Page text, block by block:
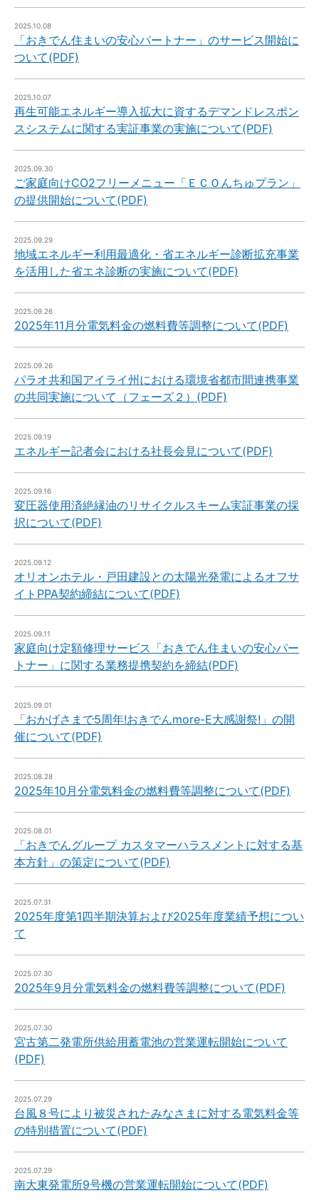
2025.10.08
「おきでん住まいの安心パートナー」のサービス開始に
ついて(PDF)
2025.10.07
再生可能エネルギー導入拡大に資するデマンドレスポン
スシステムに関する実証事業の実施について(PDF)
2025.09.30
ご家庭向けCO2フリーメニュー「ＥＣＯんちゅプラン」
の提供開始について(PDF)
2025.09.29
地域エネルギー利用最適化・省エネルギー診断拡充事業
を活用した省エネ診断の実施について(PDF)
2025.09.26
2025年11月分電気料金の燃料費等調整について(PDF)
2025.09.26
パラオ共和国アイライ州における環境省都市間連携事業
の共同実施について（フェーズ２）(PDF)
2025.09.19
エネルギー記者会における社長会見について(PDF)
2025.09.16
変圧器使用済絶縁油のリサイクルスキーム実証事業の採
択について(PDF)
2025.09.12
オリオンホテル・戸田建設との太陽光発電によるオフサ
イトPPA契約締結について(PDF)
2025.09.11
家庭向け定額修理サービス「おきでん住まいの安心パー
トナー」に関する業務提携契約を締結(PDF)
2025.09.01
「おかげさまで5周年!おきでんmore-E大感謝祭!」の開
催について(PDF)
2025.08.28
2025年10月分電気料金の燃料費等調整について(PDF)
2025.08.01
「おきでんグループ カスタマーハラスメントに対する基
本方針」の策定について(PDF)
2025.07.31
2025年度第1四半期決算および2025年度業績予想につい
て
2025.07.30
2025年9月分電気料金の燃料費等調整について(PDF)
2025.07.30
宮古第二発電所供給用蓄電池の営業運転開始について
(PDF)
2025.07.29
台風８号により被災されたみなさまに対する電気料金等
の特別措置について(PDF)
2025.07.29
南大東発電所9号機の営業運転開始について(PDF)